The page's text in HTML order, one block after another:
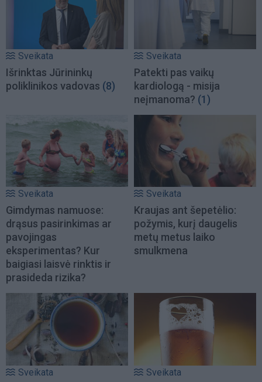
Sveikata
Išrinktas Jūrininkų
poliklinikos vadovas (8)
Sveikata
Patekti pas vaikų
kardiologą - misija
neįmanoma? (1)
Sveikata
Gimdymas namuose:
drąsus pasirinkimas ar
pavojingas
eksperimentas? Kur
baigiasi laisvė rinktis ir
prasideda rizika?
Sveikata
Kraujas ant šepetėlio:
požymis, kurį daugelis
metų metus laiko
smulkmena
Sveikata Sveikata